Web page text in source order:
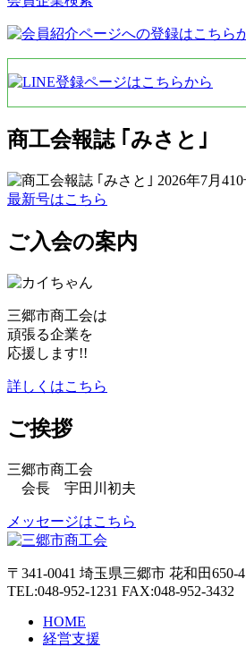
商工会報誌 ｢みさと｣
最新号はこちら
ご入会の案内
三郷市商工会は
頑張る企業を
応援します!!
詳しくはこちら
ご挨拶
三郷市商工会
会長 宇田川初夫
メッセージはこちら
〒341-0041 埼玉県三郷市 花和田650-4
TEL:048-952-1231 FAX:048-952-3432
HOME
経営支援